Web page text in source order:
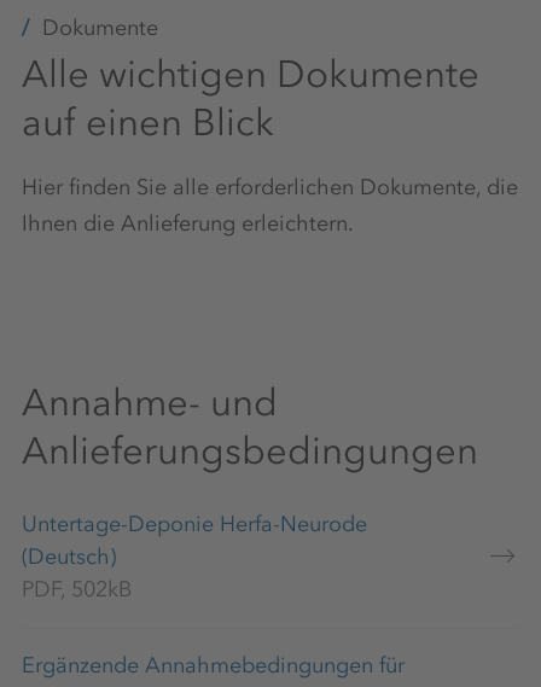
Dokumente
Alle wichtigen Dokumente
auf einen Blick
Hier finden Sie alle erforderlichen Dokumente, die
Ihnen die Anlieferung erleichtern.
Annahme- und
Anlieferungsbedingungen
Untertage-Deponie Herfa-Neurode
(Deutsch)
PDF, 502kB
Ergänzende Annahmebedingungen für